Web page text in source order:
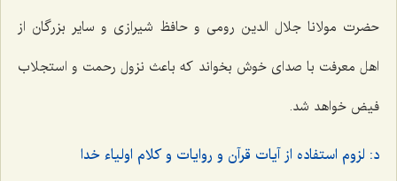
حضرت مولانا جلال الدین رومی و حافظ شیرازی و سایر بزرگان از
اهل معرفت با صدای خوش بخواند که باعث نزول رحمت و استجلاب
فیض خواهد شد.
د: لزوم استفاده از آیات قرآن و روایات و کلام اولیاء خدا